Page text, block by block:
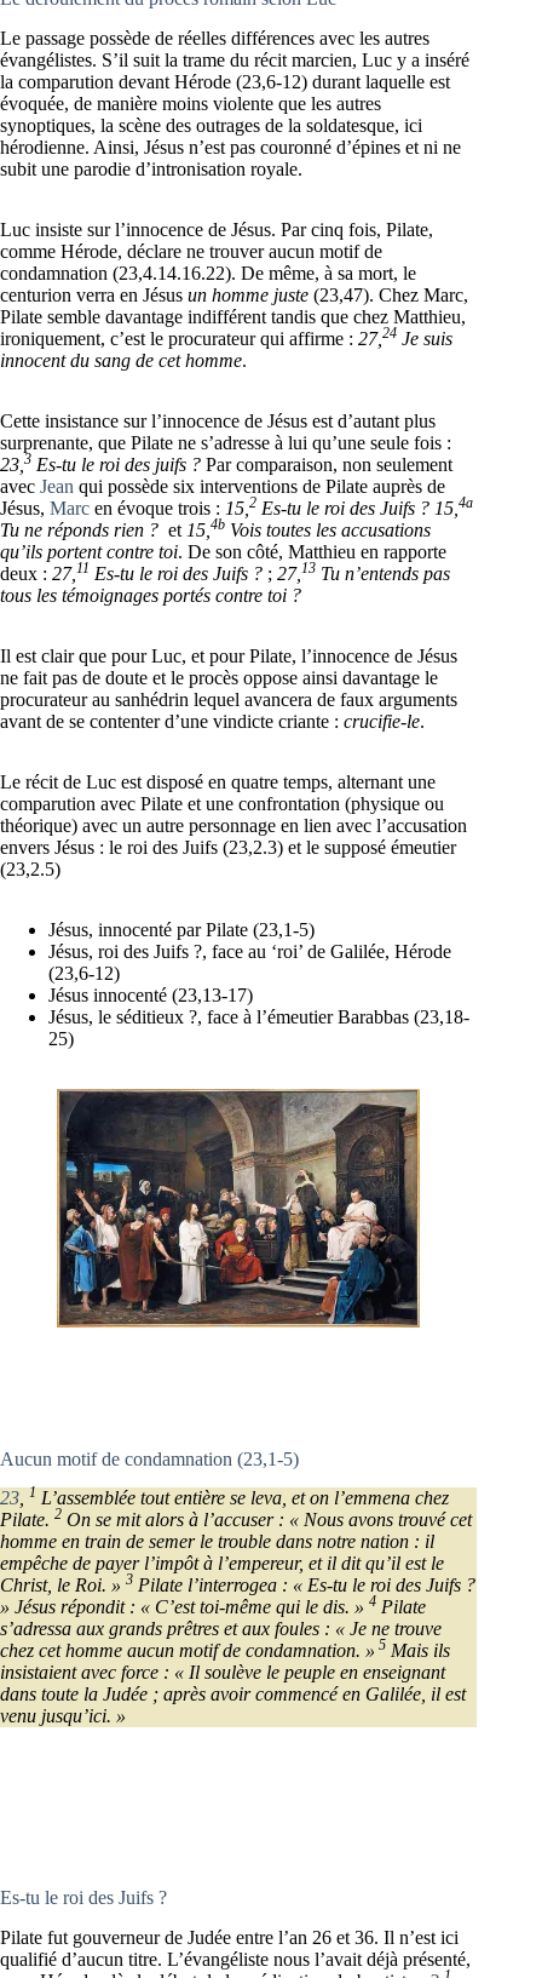
Le passage possède de réelles différences avec les autres
évangélistes. S’il suit la trame du récit marcien, Luc y a inséré
la comparution devant Hérode (23,6-12) durant laquelle est
évoquée, de manière moins violente que les autres
synoptiques, la scène des outrages de la soldatesque, ici
hérodienne. Ainsi, Jésus n’est pas couronné d’épines et ni ne
subit une parodie d’intronisation royale.
Luc insiste sur l’innocence de Jésus. Par cinq fois, Pilate,
comme Hérode, déclare ne trouver aucun motif de
condamnation (23,4.14.16.22). De même, à sa mort, le
centurion verra en Jésus un homme juste (23,47). Chez Marc,
Pilate semble davantage indifférent tandis que chez Matthieu,
ironiquement, c’est le procurateur qui affirme : 27, 24 Je suis
innocent du sang de cet homme.
Cette insistance sur l’innocence de Jésus est d’autant plus
surprenante, que Pilate ne s’adresse à lui qu’une seule fois :
23, 3 Es-tu le roi des juifs ? Par comparaison, non seulement
avec Jean qui possède six interventions de Pilate auprès de
Jésus, Marc en évoque trois : 15, 2 Es-tu le roi des Juifs ? 15, 4a
Tu ne réponds rien ? et 15, 4b Vois toutes les accusations
qu’ils portent contre toi. De son côté, Matthieu en rapporte
deux : 27, 11 Es-tu le roi des Juifs ? ; 27, 13 Tu n’entends pas
tous les témoignages portés contre toi ?
Il est clair que pour Luc, et pour Pilate, l’innocence de Jésus
ne fait pas de doute et le procès oppose ainsi davantage le
procurateur au sanhédrin lequel avancera de faux arguments
avant de se contenter d’une vindicte criante : crucifie-le.
Le récit de Luc est disposé en quatre temps, alternant une
comparution avec Pilate et une confrontation (physique ou
théorique) avec un autre personnage en lien avec l’accusation
envers Jésus : le roi des Juifs (23,2.3) et le supposé émeutier
(23,2.5)
Jésus, innocenté par Pilate (23,1-5)
Jésus, roi des Juifs ?, face au ‘roi’ de Galilée, Hérode
(23,6-12)
Jésus innocenté (23,13-17)
Jésus, le séditieux ?, face à l’émeutier Barabbas (23,18-
25)
Aucun motif de condamnation (23,1-5)
23 1 L’assemblée tout entière se leva, et on l’emmena chez
Pilate. 2 On se mit alors à l’accuser : « Nous avons trouvé cet
homme en train de semer le trouble dans notre nation : il
empêche de payer l’impôt à l’empereur, et il dit qu’il est le
Christ, le Roi. » 3 Pilate l’interrogea : « Es-tu le roi des Juifs ?
» Jésus répondit : « C’est toi-même qui le dis. » 4 Pilate
s’adressa aux grands prêtres et aux foules : « Je ne trouve
chez cet homme aucun motif de condamnation. » 5 Mais ils
insistaient avec force : « Il soulève le peuple en enseignant
dans toute la Judée ; après avoir commencé en Galilée, il est
venu jusqu’ici. »
Es-tu le roi des Juifs ?
Pilate fut gouverneur de Judée entre l’an 26 et 36. Il n’est ici
qualifié d’aucun titre. L’évangéliste nous l’avait déjà présenté,